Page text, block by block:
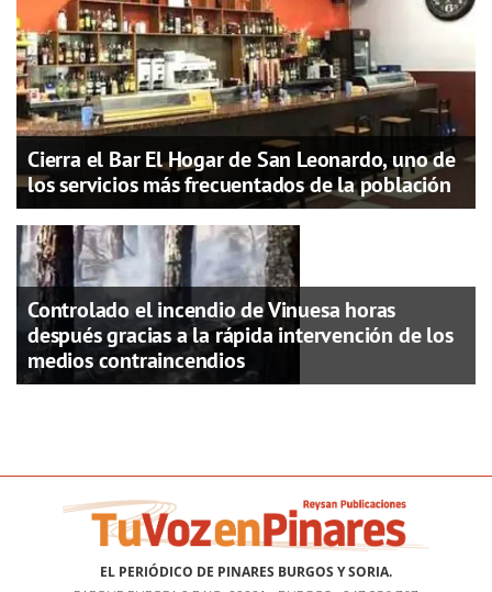
Cierra el Bar El Hogar de San Leonardo, uno de
los servicios más frecuentados de la población
Controlado el incendio de Vinuesa horas
después gracias a la rápida intervención de los
medios contraincendios
EL PERIÓDICO DE PINARES BURGOS Y SORIA.